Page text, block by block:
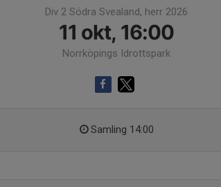
Div 2 Södra Svealand, herr 2026
11 okt, 16:00
Norrköpings Idrottspark
Samling 14:00